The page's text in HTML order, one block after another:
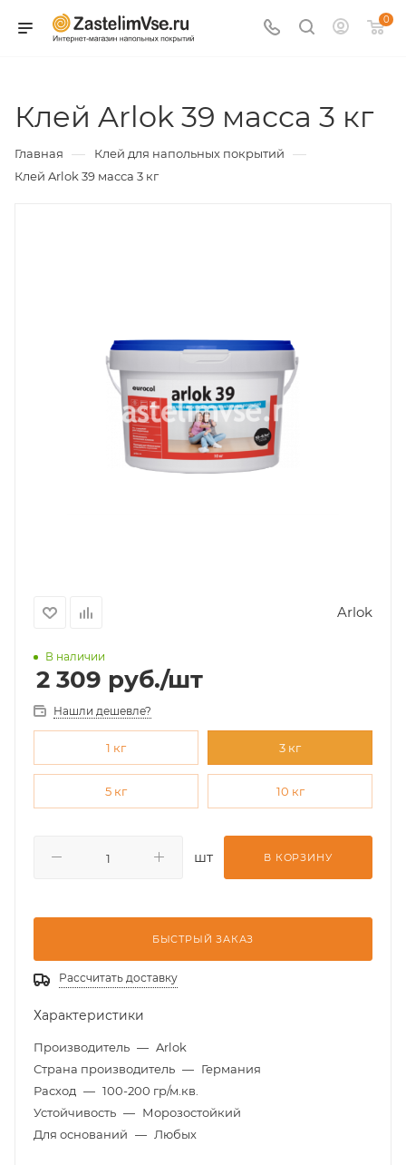
0
Клей Arlok 39 масса 3 кг
Главная — Клей для напольных покрытий —
Клей Arlok 39 масса 3 кг
Arlok
В наличии
2 309 руб./шт
Нашли дешевле?
1 кг 3 кг
5 кг 10 кг
шт В КОРЗИНУ
БЫСТРЫЙ ЗАКАЗ
Рассчитать доставку
Характеристики
Производитель — Arlok
Страна производитель — Германия
Расход — 100-200 гр/м.кв.
Устойчивость — Морозостойкий
Для оснований — Любых